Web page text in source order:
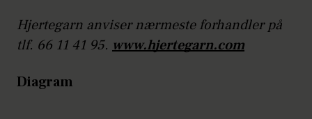
Hjertegarn anviser nærmeste forhandler på
tlf. 66 11 41 95. www.hjertegarn.com
Diagram